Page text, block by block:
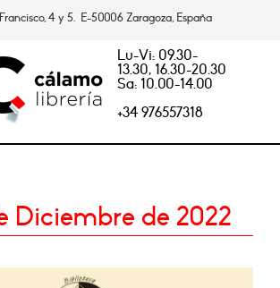
4 y 5. E-50006 Zaragoza, España
Lu-Vi: 09.30-
13.30, 16.30-20.30
Sa: 10.00-14.00
+34 976557318
Diciembre de 2022